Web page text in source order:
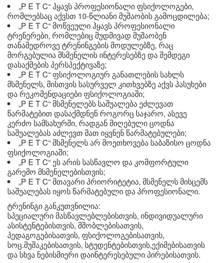
„P E T C“ ჰყავს პროფესიონალი ფსიქოლოგები,
რომლებსაც აქვსთ 10-წლიანი მუშაობის გამოცდილება;
„P E T C“ მოწვეული ჰყავს პროფესიონალი
ტრენერები, რომლებიც მუდმივად მუშაობენ
თანამედროვე ტრენინგების მოდულებზე, რაც
მორგებულია მსმენელის ინტერესებზე და შემდეგი
დასაქმების პერსპექტივაზე;
„P E T C“ ფსიქოლოგიურ განათლების სახლს
მსმენელს, მისთვის სასურველ კითხვებზე აქვს პასუხები
და რეკომენდაციები ფსიქოლოგიაში;
„P E T C“ მსმენელებს საშუალება ეძლევათ
წარმატებით დასაქმდნენ როგორც საჯარო, ასევე
კერძო სამსახურში, რადგან მიღებული ცოდნა
საშუალებას აძლევთ მათ იყვნენ წარმატებულები;
„P E T C“ მსმენელს არ მოეთხოვება საბაზისო ცოდნა
ფსიქოლოგიაში;
„P E T C“ ეს არის სასწავლო და კომფორტული
გარემო მსმენელებისთვის;
„P E T C“ მთავარი პრიორიტეტია, მსმენელს მისცემს
საშუალებას იყოს წარმატებული და პროფესიონალი.
ტრენინგი განკუთვნილია:
სპეციალური მასწავლებლებისთვის, ინდივიდუალური
ასისტენტებისთვის, მშობლებისათვის,
პედაგოგებისათვის, ფსიქოლოგებისათვის,
სოც.მუშაკებისათვის, სტუდენტებისთვის,ექიმებისათვის
და სხვა ნებისმიერი დაინტერესებული პირებისათვის.